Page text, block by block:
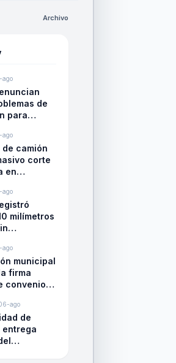
Archivo
ago
de
para
ago
camión
corte
en
ago
milímetros
ago
municipal
firma
convenio
ago
de
entrega